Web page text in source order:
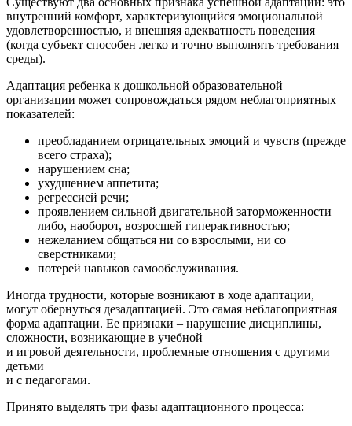
внутренний комфорт, характеризующийся эмоциональной
удовлетворенностью, и внешняя адекватность поведения
(когда субъект способен легко и точно выполнять требования
среды).
Адаптация ребенка к дошкольной образовательной
организации может сопровождаться рядом неблагоприятных
показателей:
преобладанием отрицательных эмоций и чувств (прежде
всего страха);
нарушением сна;
ухудшением аппетита;
регрессией речи;
проявлением сильной двигательной заторможенности
либо, наоборот, возросшей гиперактивностью;
нежеланием общаться ни со взрослыми, ни со
сверстниками;
потерей навыков самообслуживания.
Иногда трудности, которые возникают в ходе адаптации,
могут обернуться дезадаптацией. Это самая неблагоприятная
форма адаптации. Ее признаки – нарушение дисциплины,
сложности, возникающие в учебной
и игровой деятельности, проблемные отношения с другими
детьми
и с педагогами.
Принято выделять три фазы адаптационного процесса: